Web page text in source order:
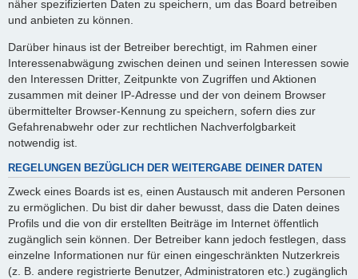
näher spezifizierten Daten zu speichern, um das Board betreiben
und anbieten zu können.
Darüber hinaus ist der Betreiber berechtigt, im Rahmen einer
Interessenabwägung zwischen deinen und seinen Interessen sowie
den Interessen Dritter, Zeitpunkte von Zugriffen und Aktionen
zusammen mit deiner IP-Adresse und der von deinem Browser
übermittelter Browser-Kennung zu speichern, sofern dies zur
Gefahrenabwehr oder zur rechtlichen Nachverfolgbarkeit
notwendig ist.
REGELUNGEN BEZÜGLICH DER WEITERGABE DEINER DATEN
Zweck eines Boards ist es, einen Austausch mit anderen Personen
zu ermöglichen. Du bist dir daher bewusst, dass die Daten deines
Profils und die von dir erstellten Beiträge im Internet öffentlich
zugänglich sein können. Der Betreiber kann jedoch festlegen, dass
einzelne Informationen nur für einen eingeschränkten Nutzerkreis
(z. B. andere registrierte Benutzer, Administratoren etc.) zugänglich